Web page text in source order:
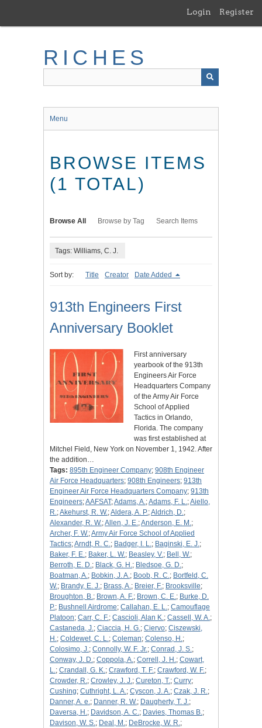
main
Login Register
RICHES
Menu
BROWSE ITEMS
(1 TOTAL)
Browse All Browse by Tag Search Items
Tags: Williams, C. J.
Sort by: Title Creator Date Added
913th Engineers First
Anniversary Booklet
First anniversary
yearbook of the 913th
Engineers Air Force
Headquarters Company
of the Army Air Force
School of Applied
Tactics in Orlando,
Florida. The company
was first established at
Mitchel Field, New York on November 1, 1942. After
the addition…
Tags: 895th Engineer Company; 908th Engineer
Air Force Headquarters; 908th Engineers; 913th
Engineer Air Force Headquarters Company; 913th
Engineers;AAFSAT;Adams, A.;Adams, F. L.;Aiello,
R.;Akehurst, R. W.;Aldera, A. P.;Aldrich, D.;
Alexander, R. W.;Allen, J. E.;Anderson, E. M.;
Archer, F. W.;Army Air Force School of Applied
Tactics;Arndt, R. C.; Badger, I. L.; Baginski, E. J.;
Baker, F. E.; Baker, L. W.; Beasley, V.; Bell, W.;
Berroth, E. D.; Black, G. H.; Bledsoe, G. D.;
Boatman, A.; Bobkin, J. A.; Boob, R. C.; Bortfeld, C.
W.; Brandy, E. J.; Brass, A.; Breier, F.; Brooksville;
Broughton, B.; Brown, A. F.; Brown, C. E.; Burke, D.
P.; Bushnell Airdrome; Callahan, E. L.; Camouflage
Platoon; Carr, C. F.; Cascioli, Alan K.; Cassell, W. A.;
Castaneda, J.; Ciaccia, H. G.; Ciervo; Ciszewski,
H.; Coldewet, C. L.; Coleman; Colenso, H.;
Colosimo, J.; Connolly, W. F. Jr.; Conrad, J. S.;
Conway, J. D.; Coppola, A.; Correll, J. H.; Cowart,
L.; Crandall, G. K.; Crawford, T. F.; Crawford, W. F.;
Crowder, R.; Crowley, J. J.; Cureton, T.; Curry;
Cushing; Cuthright, L. A.; Cyscon, J. A.; Czak, J. R.;
Danner, A. e.; Danner, R. W.; Daugherty, T. J.;
Daversa, H.; Davidson, A. C.; Davies, Thomas B.;
Davison, W. S.; Deal, M.; DeBrocke, W. R.;